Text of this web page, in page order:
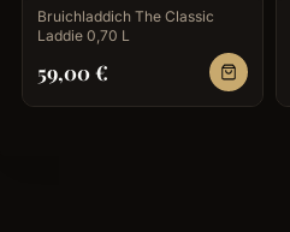
Bruichladdich The Classic
Laddie 0,70 L
59,00€